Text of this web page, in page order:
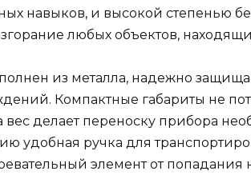
навыков, и высокой степенью
любых объектов,
из металла, надежно
Компактные габариты не
вес делает переноску прибора
удобная ручка для
элемент от попадания